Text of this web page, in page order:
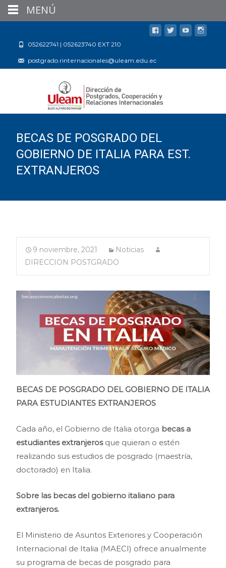
052622741 | 052623740 EXT 210
postgrado.rinternacionales@uleam.edu.ec
BECAS DE POSGRADO DEL
GOBIERNO DE ITALIA PARA EST.
EXTRANJEROS
9 noviembre, 2021
Noticias
DIRECCION POSTGRADO
BECAS DE POSGRADO DEL GOBIERNO DE ITALIA
PARA ESTUDIANTES EXTRANJEROS
Cada año, el Gobierno de Italia otorga becas a
estudiantes extranjerosque quieran o estén
realizando sus estudios de posgrado (maestría,
doctorado) en Italia.
Sobre las becas del gobierno italiano para
extranjeros.
El Ministerio de Asuntos Exteriores y Cooperación
Internacional de Italia (MAECI) ofrece anualmente
su programa de becas de posgrado para
MENÚ